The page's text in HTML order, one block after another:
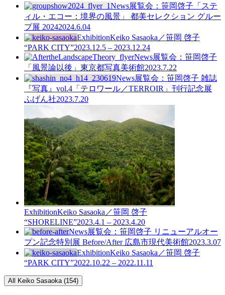
News展覧会：笹岡啓子「ステ
ィル・エコー：境界の風景」 都美セレクション グルー
プ展 20242024.6.04
ExhibitionKeiko Sasaoka／笹岡 啓子
“PARK CITY”2023.12.5 – 2023.12.24
News展覧会：笹岡啓子
「風景論以後」東京都写真美術館2023.7.22
News展覧会：笹岡啓子 雑誌
『写真』vol.4「テロワール／TERROIR」刊行記念展
ふげん社2023.7.20
ExhibitionKeiko Sasaoka／笹岡 啓子
“SHORELINE”2023.4.1 – 2023.4.20
News展覧会：笹岡啓子 リニューアルオー
プン記念特別展 Before/After 広島市現代美術館2023.3.07
ExhibitionKeiko Sasaoka／笹岡 啓子
“PARK CITY”2022.10.22 – 2022.11.11
All Keiko Sasaoka (154)